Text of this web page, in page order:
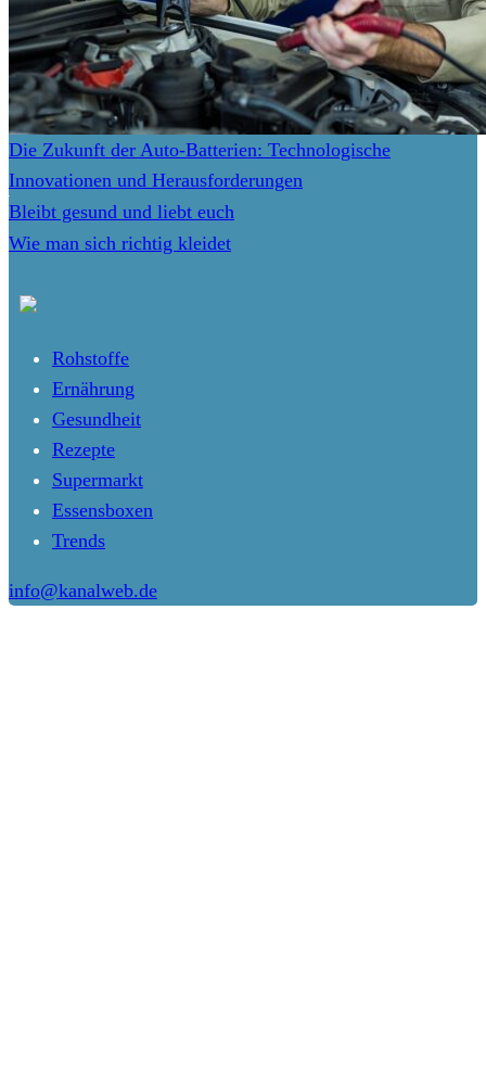
Die Zukunft der Auto-Batterien: Technologische
Innovationen und Herausforderungen
Bleibt gesund und liebt euch
Wie man sich richtig kleidet
Rohstoffe
Ernährung
Gesundheit
Rezepte
Supermarkt
Essensboxen
Trends
info@kanalweb.de